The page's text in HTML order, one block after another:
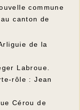
commune
canton de
de la
Labroue.
rôle : Jean
Cérou de